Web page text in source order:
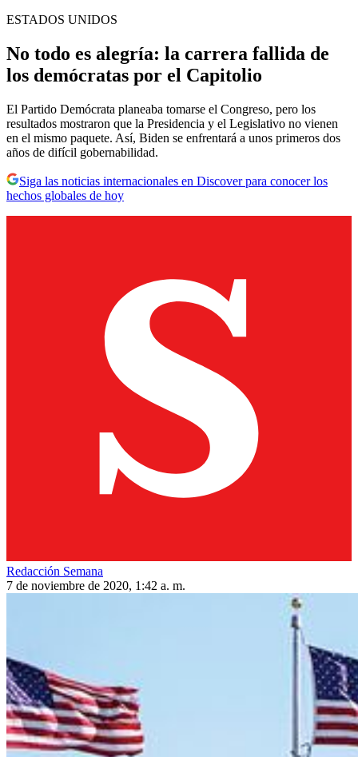
ESTADOS UNIDOS
No todo es alegría: la carrera fallida de
los demócratas por el Capitolio
El Partido Demócrata planeaba tomarse el Congreso, pero los
resultados mostraron que la Presidencia y el Legislativo no vienen
en el mismo paquete. Así, Biden se enfrentará a unos primeros dos
años de difícil gobernabilidad.
Siga las noticias internacionales en Discover para conocer los
hechos globales de hoy
Redacción Semana
7 de noviembre de 2020, 1:42 a. m.